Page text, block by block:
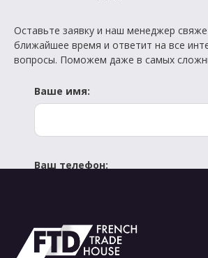
Оставьте заявку и наш менеджер
ближайшее время и ответит на все
вопросы. Поможем даже в самых
Ваше имя:
Ваш телефон:
Отправить